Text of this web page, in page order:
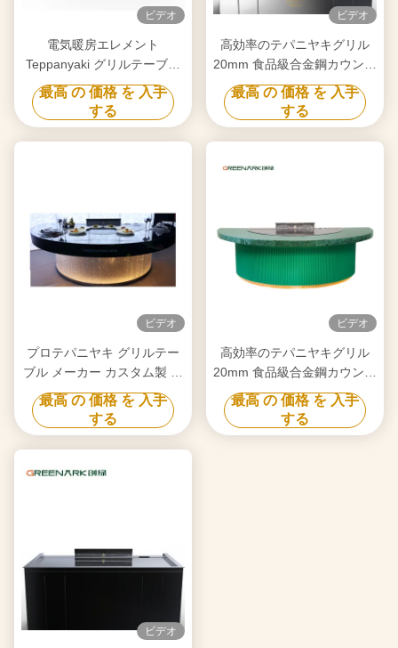
ビデオ
電気暖房エレメント
Teppanyaki グリルテーブル
あなたの要求に合わせた浄化
最高 の 価格 を 入手
する
ビデオ
高効率のテパニヤキグリル
20mm 食品級合金鋼カウンタ
ートップとスマートヒート
最高 の 価格 を 入手
する
ビデオ
プロテパニヤキ グリルテー
ブル メーカー カスタム製 フ
リーデザイン 信頼できるヒ
バチ グリル機器サプライヤ
ー
最高 の 価格 を 入手
する
ビデオ
高効率のテパニヤキグリル
20mm 食品級合金鋼カウンタ
ートップとスマートヒート
最高 の 価格 を 入手
する
ビデオ